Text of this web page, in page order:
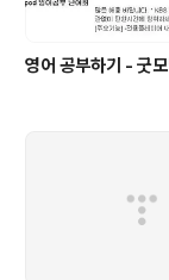
영어 공부하기 - 굿